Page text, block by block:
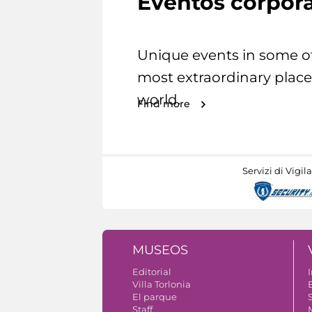
Unique events in some
most extraordinary
world.
Find more
Servizi di
MUSEOS
Editorial
Villa Torlonia
El parque
Staff